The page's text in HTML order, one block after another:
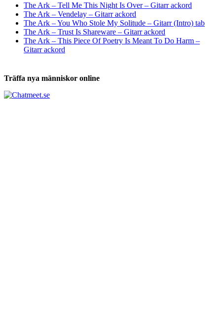
The Ark – Tell Me This Night Is Over – Gitarr ackord
The Ark – Vendelay – Gitarr ackord
The Ark – You Who Stole My Solitude – Gitarr (Intro) tab
The Ark – Trust Is Shareware – Gitarr ackord
The Ark – This Piece Of Poetry Is Meant To Do Harm –
Gitarr ackord
Träffa nya människor online